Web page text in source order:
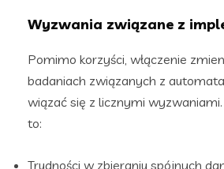
Wyzwania związane z
Pomimo korzyści, włączenie
badaniach związanych z
wiązać się z licznymi
to:
Trudności w zbieraniu spójnych